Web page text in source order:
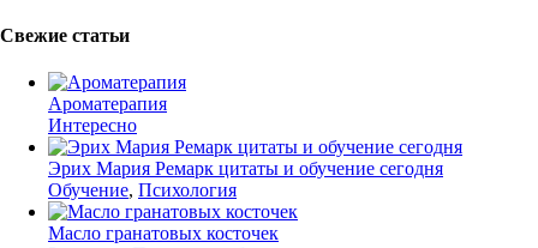
Свежие статьи
Ароматерапия
Интересно
Эрих Мария Ремарк цитаты и обучение сегодня
Обучение, Психология
Масло гранатовых косточек